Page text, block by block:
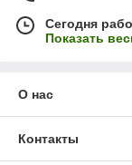
Сегодня
Показать
О нас
Контакты